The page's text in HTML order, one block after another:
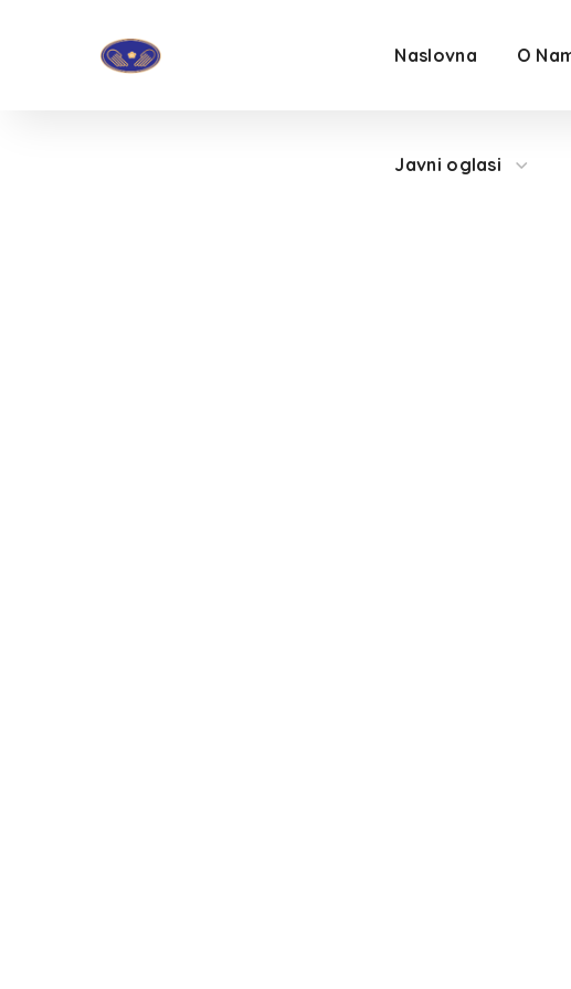
Naslovna O
Javni oglasi